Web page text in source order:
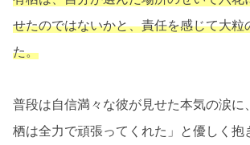
せたのではないかと、責任を感じて大粒
た。
普段は自信満々な彼が見せた本気の涙に
栖は全力で頑張ってくれた」と優しく抱